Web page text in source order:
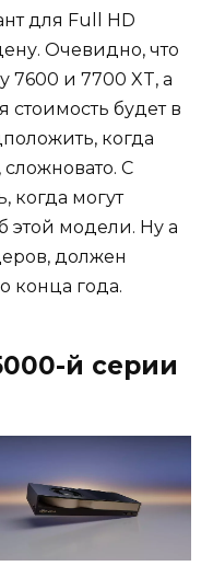
для Full HD
Очевидно, что
7600 и 7700 XT, а
стоимость будет в
когда
С
когда могут
этой модели. Ну а
должен
конца года.
й серии